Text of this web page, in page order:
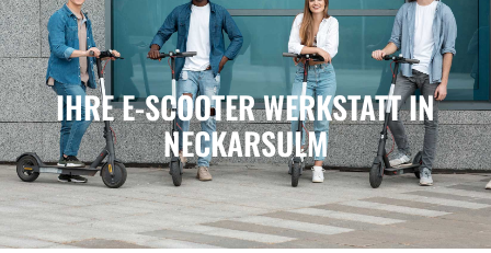
IHRE E-SCOOTER WERKSTATT IN
NECKARSULM